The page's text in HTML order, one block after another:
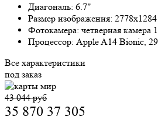
Диагональ: 6.7"
Размер изображения: 2778x1284
Фотокамера: четверная
Процессор: Apple A14 Bionic,
Все характеристики
под заказ
43 044 руб
35 870 37 305